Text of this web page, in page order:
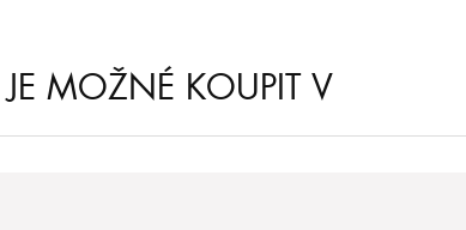
JE MOŽNÉ KOUPIT V